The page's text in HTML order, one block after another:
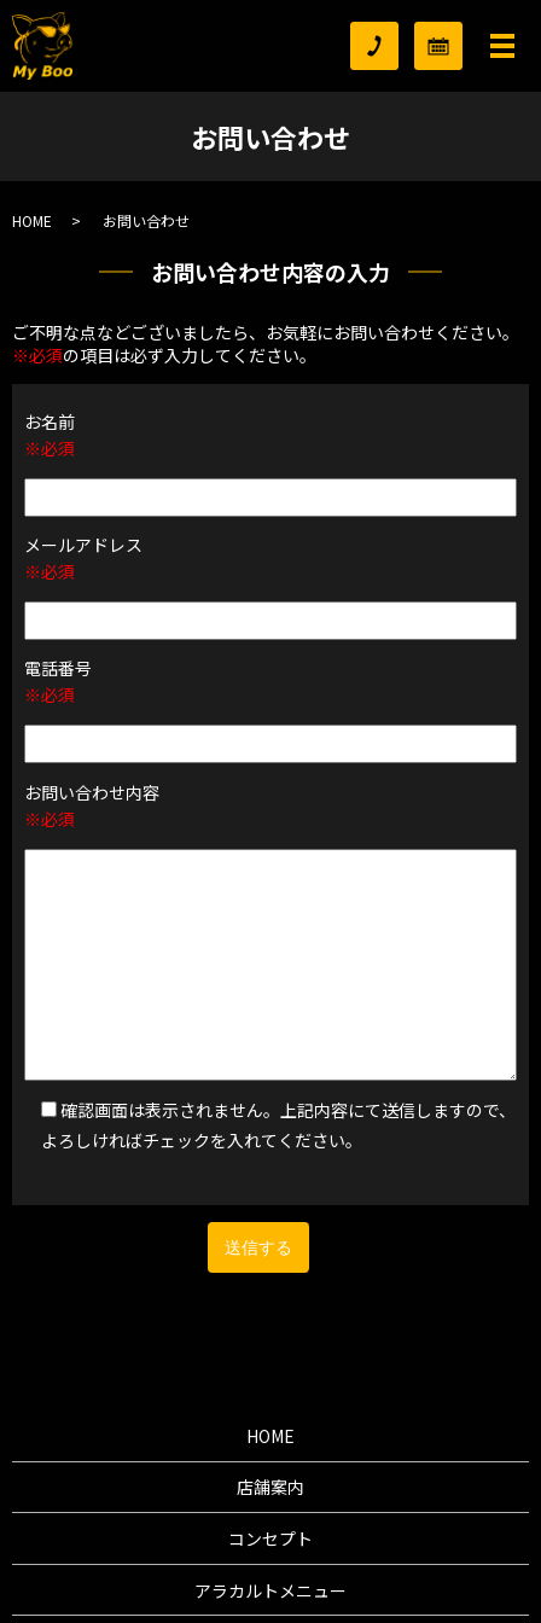
お問い合わせ
HOME お問い合わせ
お問い合わせ内容の入力
ご不明な点などございましたら、お気軽にお問い合わせください。
※必須の項目は必ず入力してください。
お名前
※必須
メールアドレス
※必須
電話番号
※必須
お問い合わせ内容
※必須
確認画面は表示されません。上記内容にて送信しますので、
よろしければチェックを入れてください。
HOME
店舗案内
コンセプト
アラカルトメニュー